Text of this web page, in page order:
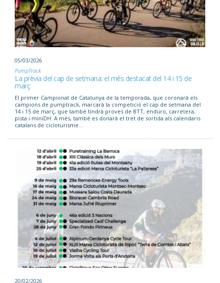
05/03/2026
PumpTrack
La prèvia del cap de setmana: el més destacat del 14 i 15 de
març
El primer Campionat de Catalunya de la temporada, que coronarà els
campions de pumptrack, marcarà la competició el cap de setmana del
14 i 15 de març, que també tindrà proves de BTT, enduro, carretera,
pista i miniDH. A més, també es donarà el tret de sortida als calendaris
catalans de cicloturisme...
20/02/2026